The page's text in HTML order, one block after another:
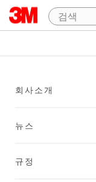
회사소개
뉴스
규정